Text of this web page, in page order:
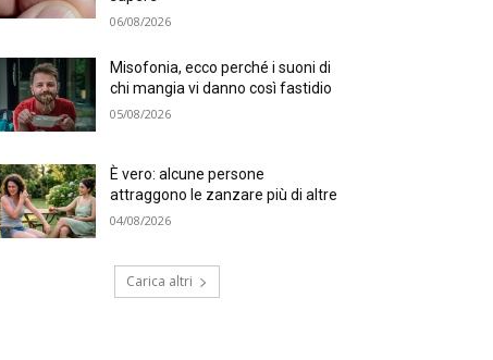
06/08/2026
Misofonia, ecco perché i suoni di
chi mangia vi danno così fastidio
05/08/2026
È vero: alcune persone
attraggono le zanzare più di altre
04/08/2026
Carica altri